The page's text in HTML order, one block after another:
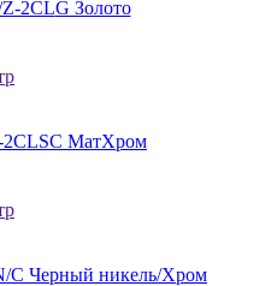
2CLG Золото
SC МатХром
C Черный никель/Хром